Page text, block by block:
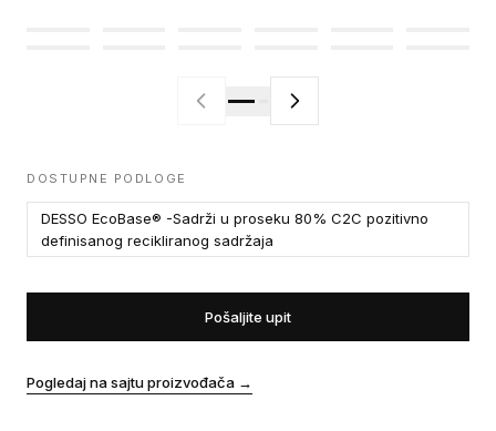
DOSTUPNE PODLOGE
DESSO EcoBase® -Sadrži u proseku 80% C2C pozitivno
definisanog recikliranog sadržaja
Pošaljite upit
Pogledaj na sajtu proizvođača →